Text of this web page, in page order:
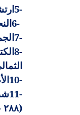
5-
6-
7-
8-
10-
11-
(٢٨٨ - ٣٧٧ هـ